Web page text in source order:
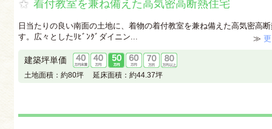
着付教室を兼ね備えた高気密高断熱住宅
日当たりの良い南面の土地に、着物の着付教室を兼ね備えた高気密高
す。広々としたﾘﾋﾞﾝｸﾞダイニン...
≫
建築坪単価
土地面積： 約80坪 延床面積： 約44.37坪